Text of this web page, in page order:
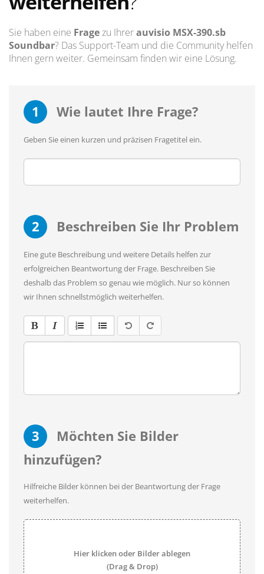
Sie haben eine Fragezu Ihrerauvisio MSX-390.sb
Soundbar? Das Support-Team und die Community helfen
Ihnen gern weiter. Gemeinsam finden wir eine Lösung.
1 Wie lautet Ihre Frage?
Geben Sie einen kurzen und präzisen Fragetitel ein.
2 Beschreiben Sie Ihr Problem
Eine gute Beschreibung und weitere Details helfen zur
erfolgreichen Beantwortung der Frage. Beschreiben Sie
deshalb das Problem so genau wie möglich. Nur so können
wir Ihnen schnellstmöglich weiterhelfen.
3
Möchten Sie Bilder
hinzufügen?
Hilfreiche Bilder können bei der Beantwortung der Frage
weiterhelfen.
Hier klicken oder Bilder ablegen
(Drag & Drop)